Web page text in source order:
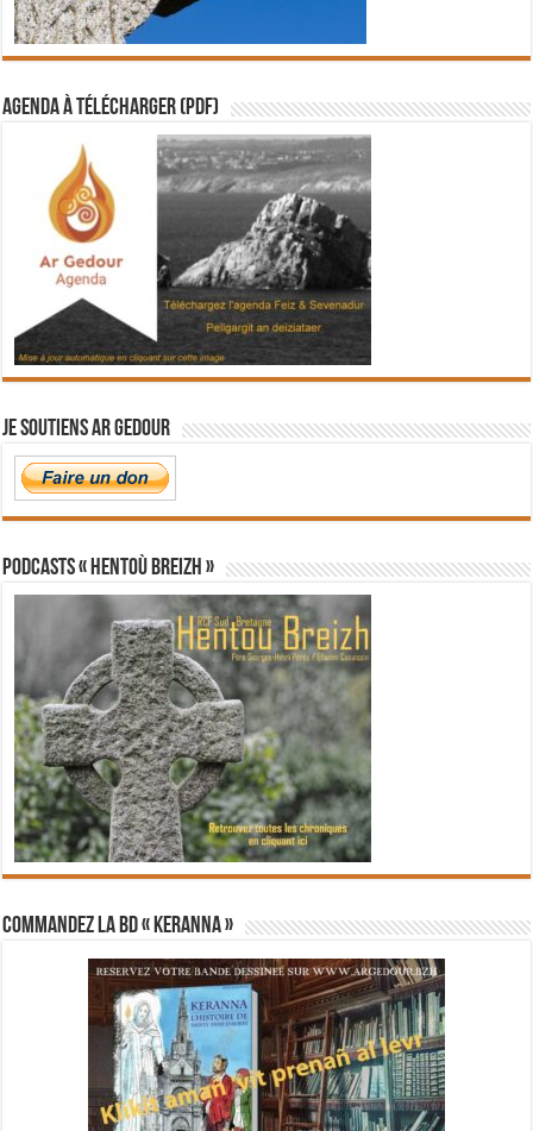
Agenda à télécharger (PDF)
Je soutiens Ar Gedour
PODCASTS « Hentoù Breizh »
Commandez la BD « Keranna »